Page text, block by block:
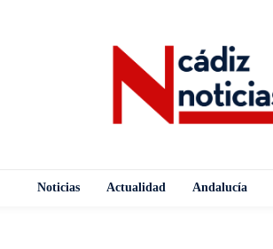
Noticias Actualidad Andalucía